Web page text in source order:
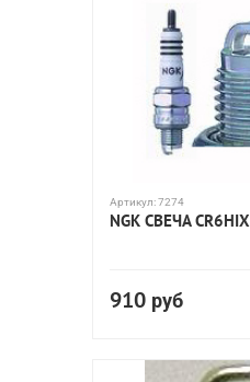
Артикул:7274
NGK СВЕЧА CR6HIX
910 руб